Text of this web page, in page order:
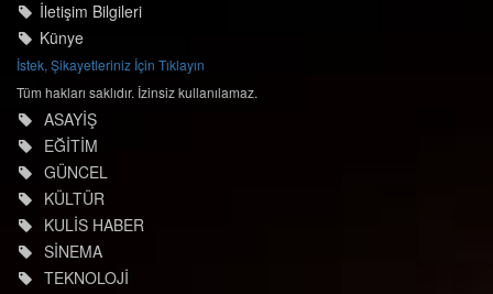
İletişim Bilgileri
Künye
İstek, Şikayetleriniz İçin Tıklayın
Tüm hakları saklıdır. İzinsiz kullanılamaz.
ASAYİŞ
EĞİTİM
GÜNCEL
KÜLTÜR
KULİS HABER
SİNEMA
TEKNOLOJİ